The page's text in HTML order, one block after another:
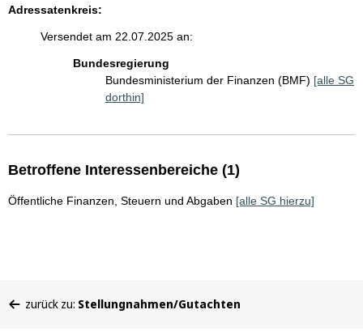
Adressatenkreis:
Versendet am 22.07.2025 an:
Bundesregierung
Bundesministerium der Finanzen (BMF) [alle SG
dorthin]
Betroffene Interessenbereiche (1)
Öffentliche Finanzen, Steuern und Abgaben [alle SG hierzu]
befinden
zurück zu: Stellungnahmen/Gutachten